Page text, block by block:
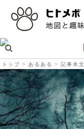
トップ あるある 記事本文